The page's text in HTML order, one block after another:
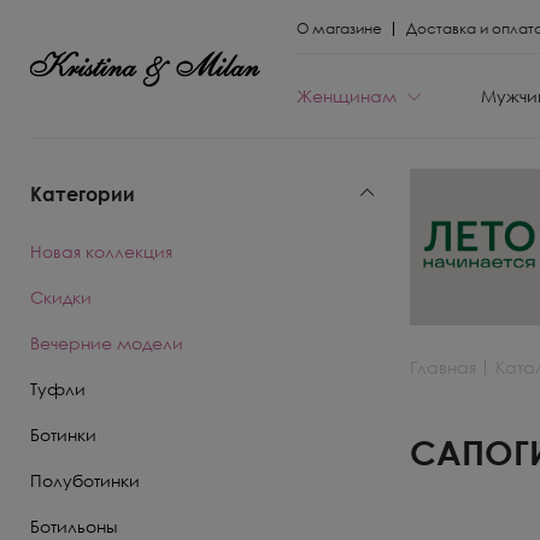
О магазине Доставка и
Женщинам
Категории
Новая коллекция
Скидки
Вечерние модели
Туфли
Ботинки
Полуботинки
Ботильоны
Главная